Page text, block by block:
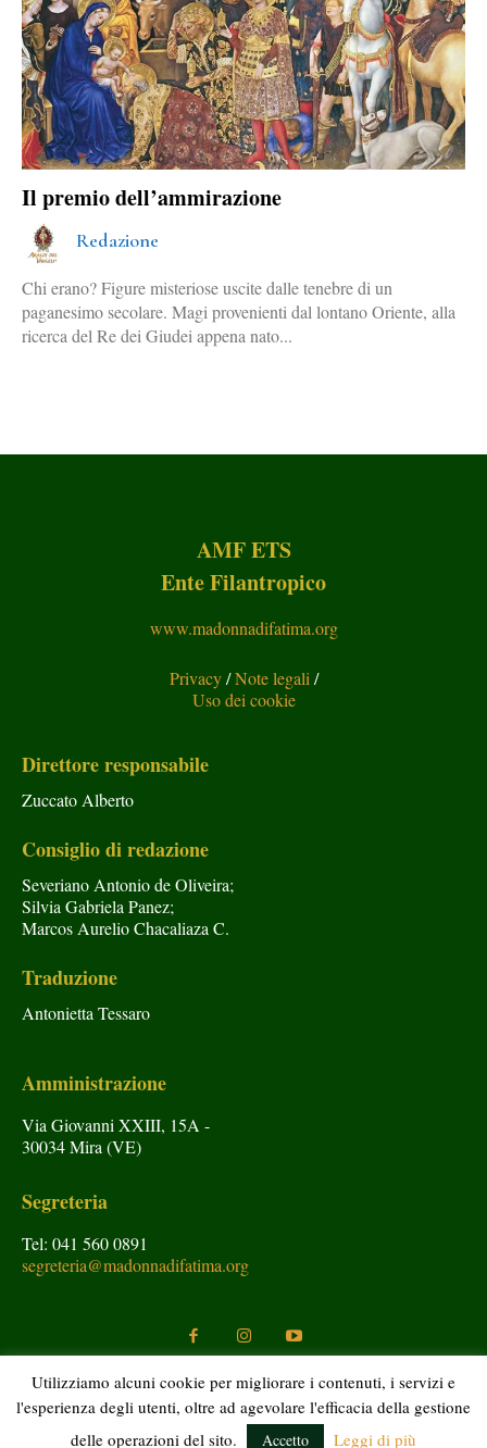
Il premio dell’ammirazione
Redazione
Chi erano? Figure misteriose uscite dalle tenebre di un
paganesimo secolare. Magi provenienti dal lontano Oriente, alla
ricerca del Re dei Giudei appena nato...
AMF ETS
Ente Filantropico
www.madonnadifatima.org
Privacy/Note legali /
Uso dei cookie
Direttore responsabile
Zuccato Alberto
Consiglio di redazione
Severiano Antonio de Oliveira;
Silvia Gabriela Panez;
Marcos Aurelio Chacaliaza C.
Traduzione
Antonietta Tessaro
Amministrazione
Via Giovanni XXIII, 15A -
30034 Mira (VE)
Segreteria
Tel: 041 560 0891
segreteria@madonnadifatima.org
Copyright © Araldi del Vangelo 2020 Tutti i diritti riservati.
Si autorizza la divulgazione citando la fonte
Utilizziamo alcuni cookie per migliorare i contenuti, i servizi e
l'esperienza degli utenti, oltre ad agevolare l'efficacia della gestione
delle operazioni del sito.
Accetto Leggi di più